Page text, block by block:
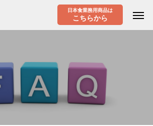
日本食業務用商品は
こちらから